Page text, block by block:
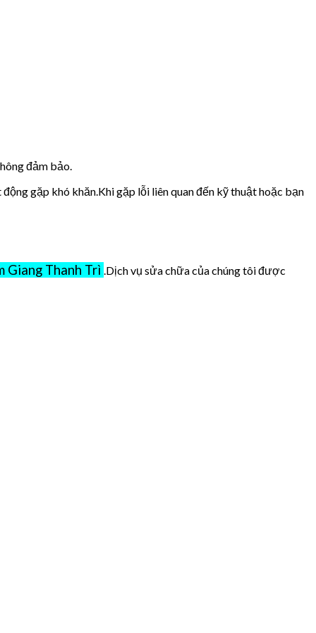
đảm bảo.
gặp khó khăn.Khi gặp lỗi liên quan đến kỹ thuật hoặc bạn
Giang Thanh Trì .Dịch vụ sửa chữa của chúng tôi được